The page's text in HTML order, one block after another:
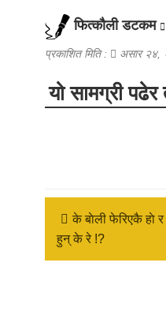
फित्काैली डटकम
प्रकाशित मिति : असार २४,
यो सामग्री
के बाेली फेरिएकै हाे
हुन् के रे !?